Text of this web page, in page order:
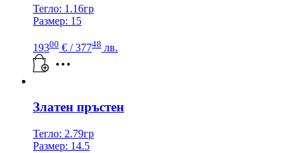
Тегло: 1.16гр
Размер: 15
19300 € / 37748 лв.
Златен пръстен
Тегло: 2.79гр
Размер: 14.5